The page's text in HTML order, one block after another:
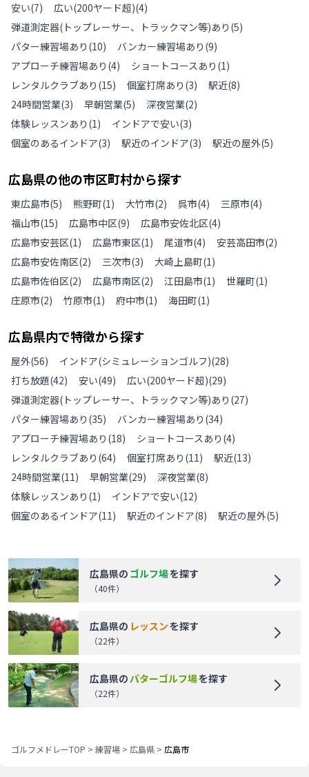
安い(7) 広い(200ヤード超)(4)
弾道測定器(トップレーサー、トラックマン等)あり (5)
パター練習場あり (10) バンカー練習場あり (9)
アプローチ練習場あり (4) ショートコースあり (1)
レンタルクラブあり (15) 個室打席あり (3) 駅近(8)
24時間営業(3) 早朝営業(5) 深夜営業(2)
体験レッスンあり (1) インドアで安い(3)
個室のあるインドア(3) 駅近のインドア(3) 駅近の屋外(5)
広島県の他の市区町村から探す
東広島市(5) 熊野町(1) 大竹市(2) 呉市(4) 三原市(4)
福山市(15) 広島市中区(9) 広島市安佐北区(4)
広島市安芸区(1) 広島市東区(1) 尾道市(4) 安芸高田市(2)
広島市安佐南区(2) 三次市(3) 大崎上島町(1)
広島市佐伯区(2) 広島市南区(2) 江田島市(1) 世羅町(1)
庄原市(2) 竹原市(1) 府中市(1) 海田町(1)
広島県内で特徴から探す
屋外(56) インドア(シミュレーションゴルフ)(28)
打ち放題(42) 安い(49) 広い(200ヤード超)(29)
弾道測定器(トップレーサー、トラックマン等)あり (27)
パター練習場あり (35) バンカー練習場あり (34)
アプローチ練習場あり (18) ショートコースあり (4)
レンタルクラブあり (64) 個室打席あり (11) 駅近(13)
24時間営業(11) 早朝営業(29) 深夜営業(8)
体験レッスンあり (1) インドアで安い(12)
個室のあるインドア(11) 駅近のインドア(8) 駅近の屋外(5)
広島県の ゴルフ場を探す
（40件）
広島県の レッスンを探す
（22件）
広島県のパターゴルフ場を探す
（22件）
ゴルフメドレーTOP > 練習場 > 広島県 > 広島市